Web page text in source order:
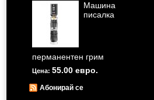
Машина
писалка
перманентен грим
Цена: 55.00 евро.
Абонирай се